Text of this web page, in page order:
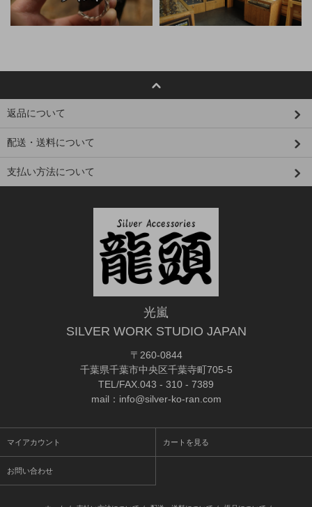
返品について
配送・送料について
支払い方法について
光嵐
SILVER WORK STUDIO JAPAN
〒260-0844
千葉県千葉市中央区千葉寺町705-5
TEL/FAX.043 - 310 - 7389
mail：info@silver-ko-ran.com
マイアカウント カートを見る
お問い合わせ